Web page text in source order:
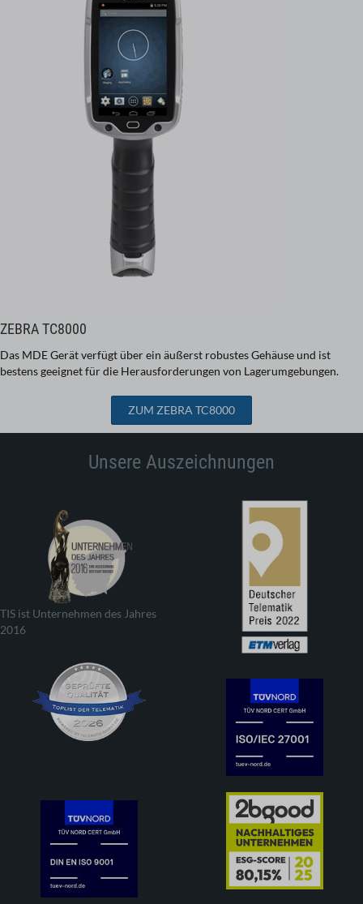
ZEBRA TC8000
Das MDE Gerät verfügt über ein äußerst robustes Gehäuse und ist
bestens geeignet für die Herausforderungen von Lagerumgebungen.
ZUM ZEBRA TC8000
Unsere Auszeichnungen
TIS ist Unternehmen des Jahres
2016